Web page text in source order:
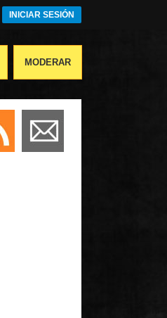
INICIAR SESIÓN
MODERAR